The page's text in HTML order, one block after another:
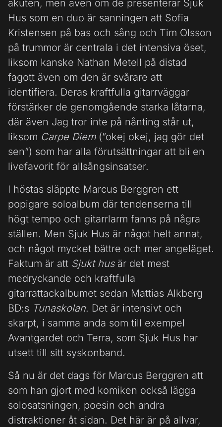
akuten, men även om de presenterar Sjuk
Hus som en duo är sanningen att Sofia
Kristensen på bas och sång och Tim Olsson
på trummor är centrala i det intensiva öset,
liksom kanske Nathan Metell på distad
fagott även om den är svårare att
identifiera. Deras kraftfulla gitarrväggar
förstärker de genomgående starka låtarna,
där även Jag tror inte på nånting står ut,
liksom Carpe Diem(”okej okej, jag gör det
sen”) som har alla förutsättningar att bli en
livefavorit för allsångsinsatser.
I höstas släppte Marcus Berggren ett
popigare soloalbum där tendenserna till
högt tempo och gitarrlarm fanns på några
ställen. Men Sjuk Hus är något helt annat,
och något mycket bättre och mer angeläget.
Faktum är att Sjukt husär det mest
medryckande och kraftfulla
gitarrattackalbumet sedan Mattias Alkberg
BD:s Tunaskolan. Det är intensivt och
skarpt, i samma anda som till exempel
Avantgardet och Terra, som Sjuk Hus har
utsett till sitt syskonband.
Så nu är det dags för Marcus Berggren att
som han gjort med komiken också lägga
solosatsningen, poesin och andra
distraktioner åt sidan. Det här är på allvar,